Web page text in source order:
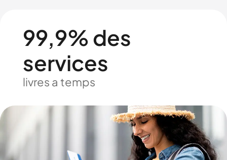
99,9% des
services
livres a temps